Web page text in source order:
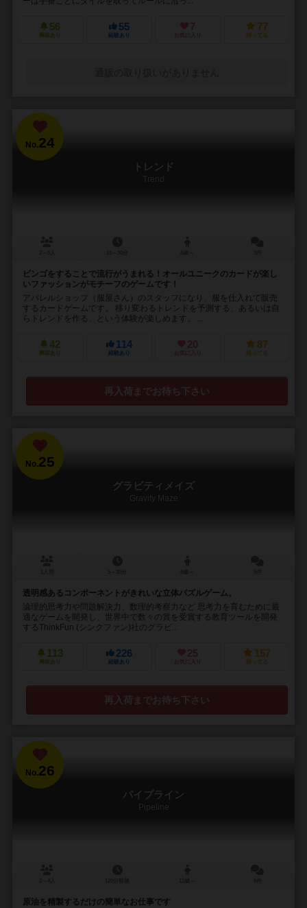
56
興味あり
55
経験あり
7
お気に入り
77
持ってる
No.24
トレンド
Trend
ビンゴをすることで流行がうまれる！オールユニークのカードが楽し
いファッションがモチーフのゲームです！
アパレルショップ（服屋さん）のスタッフになり、服を仕入れて販売
するカードゲームです。 移り変わるトレンドを予測する、あるいは自
らトレンドを作る、という体験が楽しめます。 ...
42
興味あり
114
経験あり
20
お気に入り
87
持ってる
再入荷までお待ち下さい
No.25
グラビティメイズ
Gravity Maze
透明感あるコンポーネントがきれいな立体パズルゲーム。
論理的思考力や問題解決力、数理的考察力など 思考力を育むために最
適なゲームを開発し、世界中で数々の賞を受賞する教育ツールを開発
するThinkFun (シンクファン)社のグラビ...
113
興味あり
226
経験あり
25
お気に入り
157
持ってる
再入荷までお待ち下さい
No.26
パイプライン
Pipeline
原油を精製するだけの簡単なお仕事です